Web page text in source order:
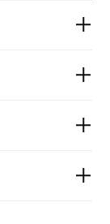
달리 인체에
경험을
니다.
다. 단 임신